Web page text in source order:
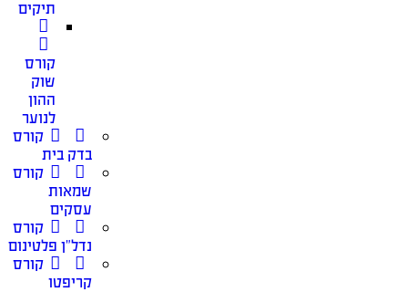
תיקים
קורס
שוק
ההון
לנוער
קורס
בדק בית
קורס
שמאות
עסקים
קורס
נדל”ן פלטינום
קורס
קריפטו